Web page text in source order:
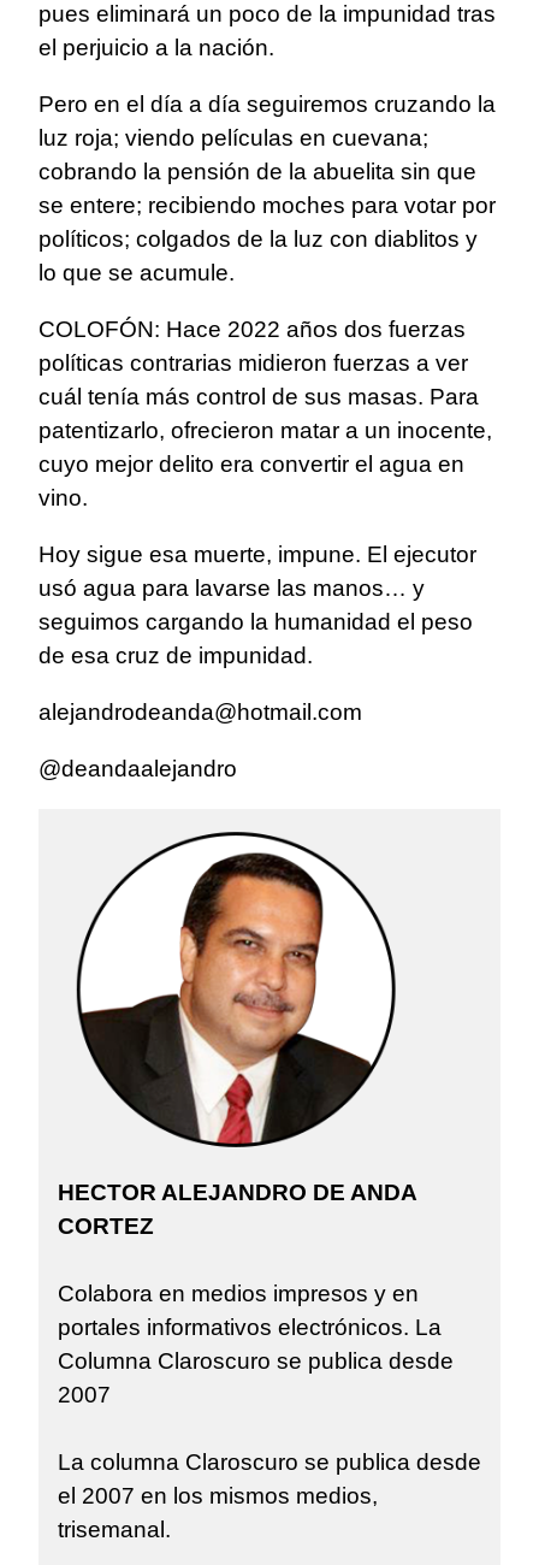
pues eliminará un poco de la impunidad tras
el perjuicio a la nación.
Pero en el día a día seguiremos cruzando la
luz roja; viendo películas en cuevana;
cobrando la pensión de la abuelita sin que
se entere; recibiendo moches para votar por
políticos; colgados de la luz con diablitos y
lo que se acumule.
COLOFÓN: Hace 2022 años dos fuerzas
políticas contrarias midieron fuerzas a ver
cuál tenía más control de sus masas. Para
patentizarlo, ofrecieron matar a un inocente,
cuyo mejor delito era convertir el agua en
vino.
Hoy sigue esa muerte, impune. El ejecutor
usó agua para lavarse las manos… y
seguimos cargando la humanidad el peso
de esa cruz de impunidad.
alejandrodeanda@hotmail.com
@deandaalejandro
HECTOR ALEJANDRO DE ANDA
CORTEZ
Colabora en medios impresos y en
portales informativos electrónicos. La
Columna Claroscuro se publica desde
2007
La columna Claroscuro se publica desde
el 2007 en los mismos medios,
trisemanal.